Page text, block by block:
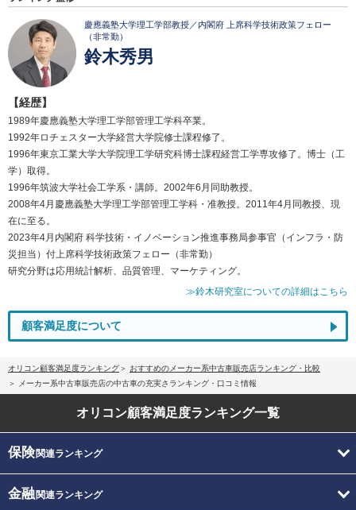
慶應義塾大学理工学部教授／内閣府 上席科学技術政策フェロー
（非常勤）
鈴木秀男
【経歴】
1989年慶應義塾大学理工学部管理工学科卒業。
1992年ロチェスター大学経営大学院修士課程修了。
1996年東京工業大学大学院理工学研究科博士課程経営工学専攻修了。博士（工
学）取得。
1996年筑波大学社会工学系・講師。2002年6月同助教授。
2008年4月慶應義塾大学理工学部管理工学科・准教授。2011年4月同教授、現
在に至る。
2023年4月内閣府 科学技術・イノベーション推進事務局参事官（インフラ・防
災担当）付上席科学技術政策フェロー（非常勤）
研究分野は応用統計解析、品質管理、マーケティング。
≫鈴木研究室についての詳細はこちら
顧客満足度について
オリコン顧客満足度ランキング
おすすめのメーカー系中古車販売店ランキング・比較
メーカー系中古車販売店の中古車の充実さランキング・口コミ情報
オリコン顧客満足度ランキング一覧
保険関連ランキング
金融関連ランキング